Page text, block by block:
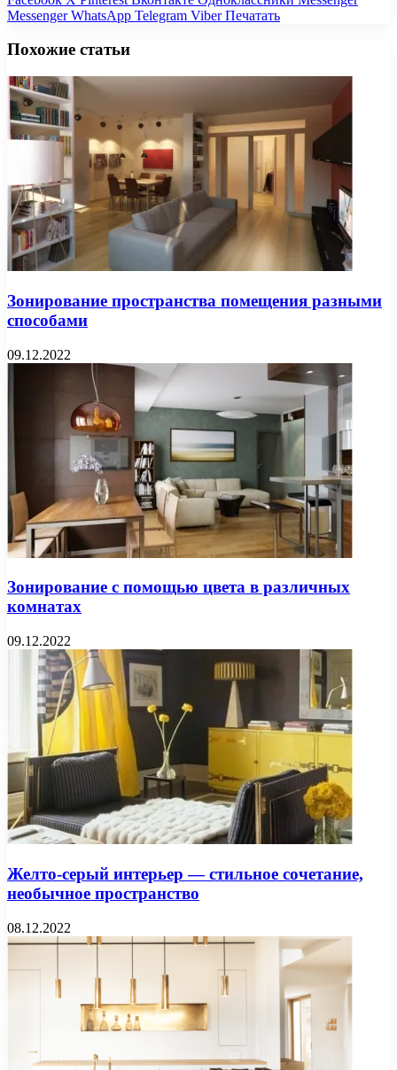
Messenger WhatsApp Telegram Viber Печатать
Похожие статьи
Зонирование пространства помещения разными
способами
09.12.2022
Зонирование с помощью цвета в различных
комнатах
09.12.2022
Желто-серый интерьер — стильное сочетание,
необычное пространство
08.12.2022